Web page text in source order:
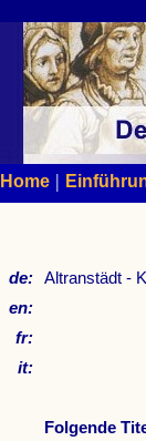
Home|
de: Altranstädt -
en:
fr:
it:
Folgende